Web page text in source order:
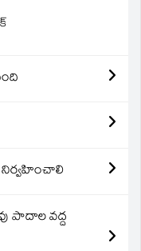
నిర్వహించాలి
పాదాల వద్ద